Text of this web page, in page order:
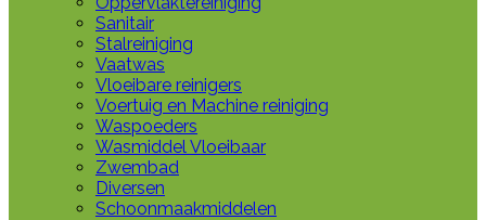
Sanitair
Stalreiniging
Vaatwas
Vloeibare reinigers
Voertuig en Machine reiniging
Waspoeders
Wasmiddel Vloeibaar
Zwembad
Diversen
Schoonmaakmiddelen